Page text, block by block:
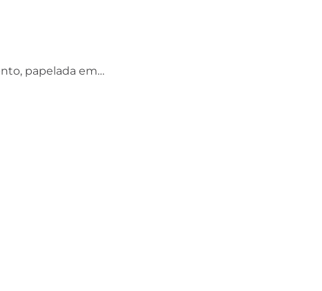
papelada em…